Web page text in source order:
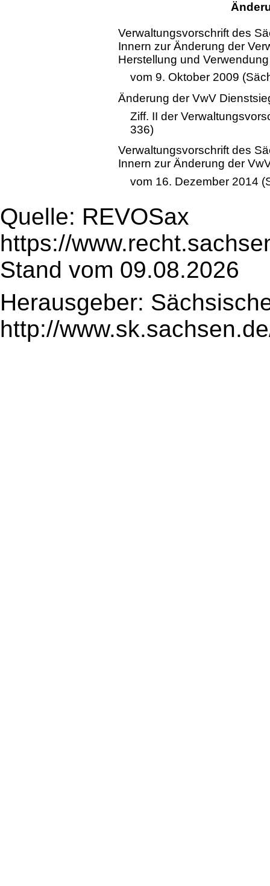
Verwaltungsvorschrift des
Innern zur Änderung der
Herstellung und
vom 9. Oktober 2009
Änderung der VwV
Ziff. II der
336)
Verwaltungsvorschrift des
Innern zur Änderung der
vom 16. Dezember 2014
Quelle: REVOSax
https://
Stand vom 09.08.2026
Herausgeber:
http://